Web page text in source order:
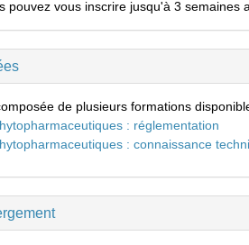
pouvez vous inscrire jusqu'à 3
de plusieurs formations
: réglementation
: connaissance